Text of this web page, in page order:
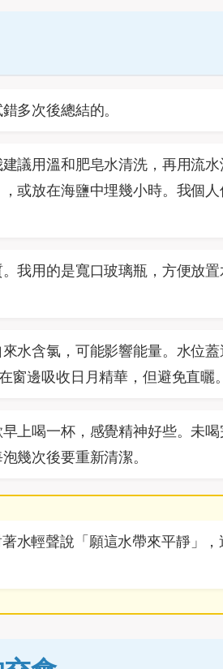
多次後總結的。
議用溫和肥皂水清洗，再用流水
或放在海鹽中埋幾小時。我個
我用的是寬口玻璃瓶，方便放置
水含氯，可能影響能量。水位
窗邊吸收日月精華，但避免直曬
上喝一杯，感覺精神好些。未
幾次後要重新清潔。
水輕聲說「願這水帶來平靜」，